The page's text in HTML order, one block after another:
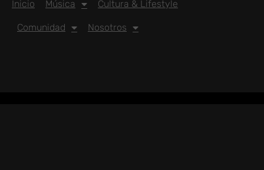
Inicio Música Cultura & Lifestyle
Comunidad Nosotros